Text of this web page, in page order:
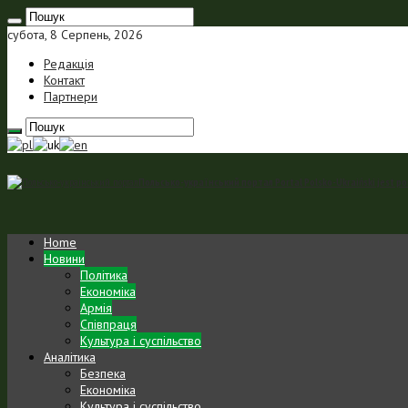
субота, 8 Серпень, 2026
Редакція
Контакт
Партнери
Home
Новини
Політика
Економіка
Армія
Співпраця
Культура і суспільство
Аналітика
Безпека
Економіка